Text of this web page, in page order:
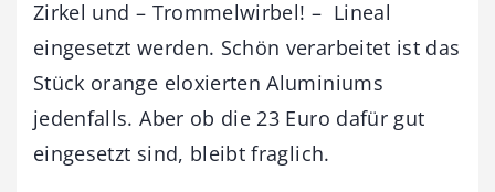
Zirkel und – Trommelwirbel! – Lineal
eingesetzt werden. Schön verarbeitet ist das
Stück orange eloxierten Aluminiums
jedenfalls. Aber ob die 23 Euro dafür gut
eingesetzt sind, bleibt fraglich.